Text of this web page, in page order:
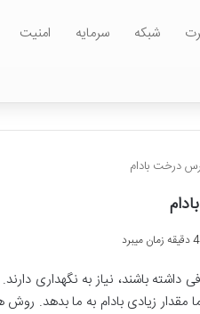
شبکه سرمایه امنیت
درخت بادام
داشته باشند، نیاز به نگهداری
زیادی بادام به ما بدهد.